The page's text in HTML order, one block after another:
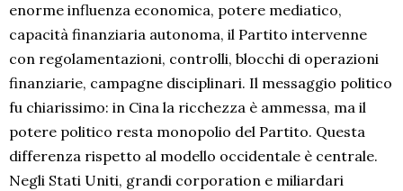
enorme influenza economica, potere mediatico,
capacità finanziaria autonoma, il Partito intervenne
con regolamentazioni, controlli, blocchi di operazioni
finanziarie, campagne disciplinari. Il messaggio politico
fu chiarissimo: in Cina la ricchezza è ammessa, ma il
potere politico resta monopolio del Partito. Questa
differenza rispetto al modello occidentale è centrale.
Negli Stati Uniti, grandi corporation e miliardari